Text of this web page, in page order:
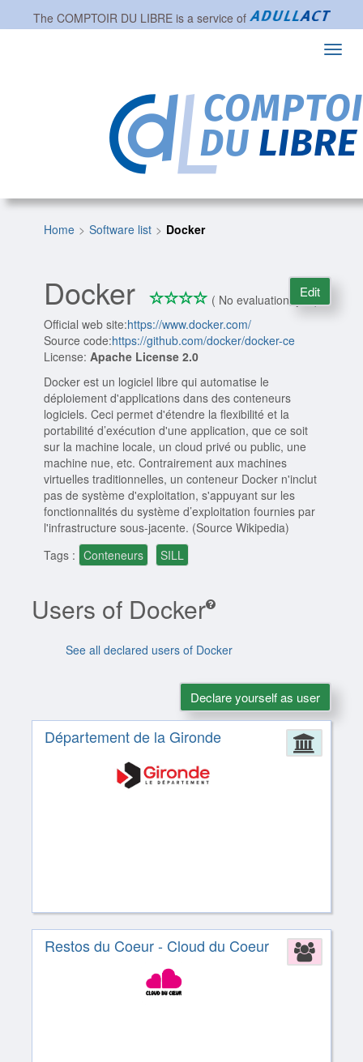
The COMPTOIR DU LIBREis a service of
Home Software list Docker
Docker *** *
0/4
( No evaluation, yet )
Official web site:https://www.docker.com/
Source code:https://github.com/docker/docker-ce
License:Apache License 2.0
Docker est un logiciel libre qui automatise le
déploiement d'applications dans des conteneurs
logiciels. Ceci permet d'étendre la flexibilité et la
portabilité d’exécution d'une application, que ce soit
sur la machine locale, un cloud privé ou public, une
machine nue, etc. Contrairement aux machines
virtuelles traditionnelles, un conteneur Docker n'inclut
pas de système d'exploitation, s'appuyant sur les
fonctionnalités du système d’exploitation fournies par
l'infrastructure sous-jacente. (Source Wikipedia)
Tags : Conteneurs SILL
Edit
Users of Docker
See all declared users of Docker
Declare yourself as user
Département de la Gironde
Restos du Coeur - Cloud du Coeur